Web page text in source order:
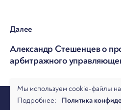
Далее
Александр Стешенцев о
арбитражного
Мы используем cookie-файлы
Подробнее: Политика